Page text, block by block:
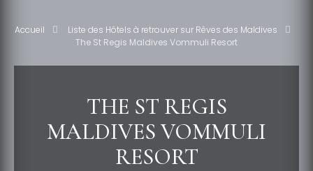
Accueil
Liste des Hôtels à retrouver sur Rêves des Maldives
The St Regis Maldives Vommuli Resort
THE ST REGIS
MALDIVES VOMMULI
RESORT